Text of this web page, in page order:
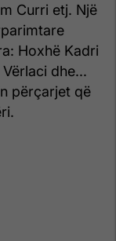
Curri etj. Një
Hoxhë Kadri
dhe...
përçarjet që